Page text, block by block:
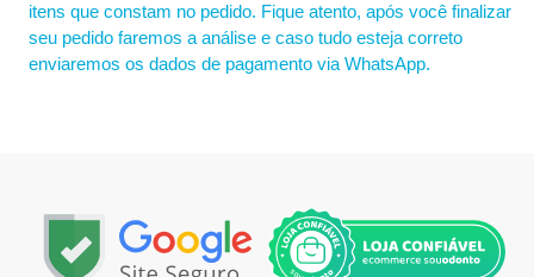
itens que constam no pedido. Fique atento, após você finalizar
seu pedido faremos a análise e caso tudo esteja correto
enviaremos os dados de pagamento via WhatsApp.